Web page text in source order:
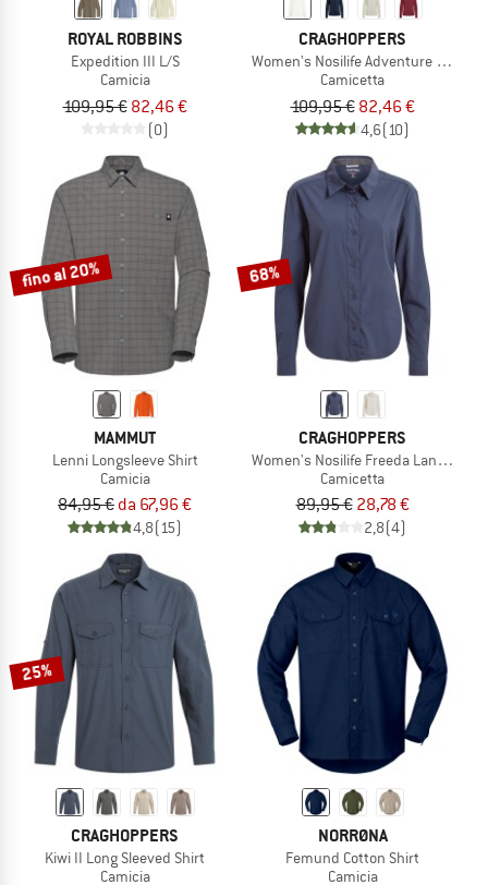
ROYAL ROBBINS
Expedition III L/S
Camicia
109,95 € 82,46 €
(0)
CRAGHOPPERS
Women's Nosilife Adventure
Camicetta
109,95 € 82,46 €
4,6(10)
fino al 20%
MAMMUT
Lenni Longsleeve Shirt
Camicia
84,95 € da 67,96 €
4,8(15)
68%
CRAGHOPPERS
Women's Nosilife Freeda Langarm
Camicetta
89,95 € 28,78 €
2,8(4)
25%
CRAGHOPPERS
Kiwi II Long Sleeved Shirt
Camicia
NORRØNA
Femund Cotton Shirt
Camicia